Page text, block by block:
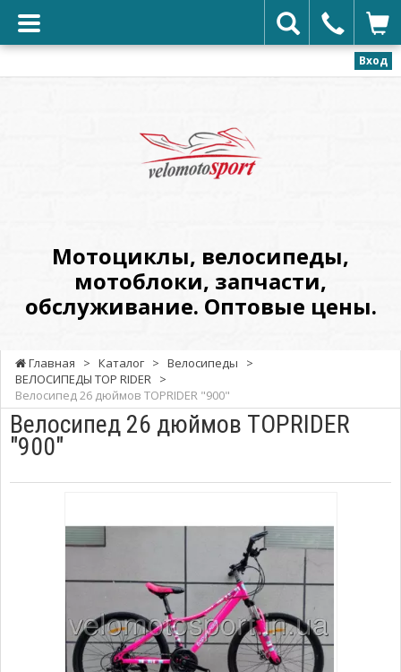
Вход
ОптовыеМотоциклы, велосипеды,
мотоблоки, запчасти,
обслуживание. Оптовые цены.
Главная > Каталог > Велосипеды
>
ВЕЛОСИПЕДЫ TOP RIDER >
Велосипед 26 дюймов TOPRIDER "900"
Велосипед 26 дюймов TOPRIDER
"900"